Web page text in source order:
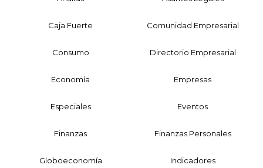
Caja Fuerte Comunidad Empresarial
Consumo Directorio Empresarial
Economía Empresas
Especiales Eventos
Finanzas Finanzas Personales
Globoeconomía Indicadores